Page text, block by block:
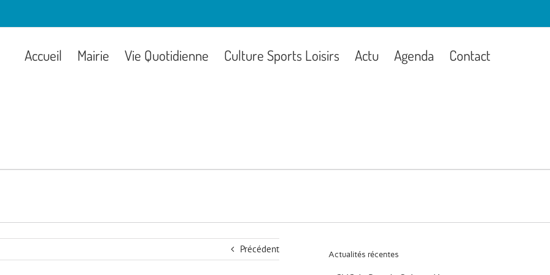
Accueil Mairie Vie Quotidienne Culture Sports Loisirs Actu Agenda Contact
Précédent Actualités récentes